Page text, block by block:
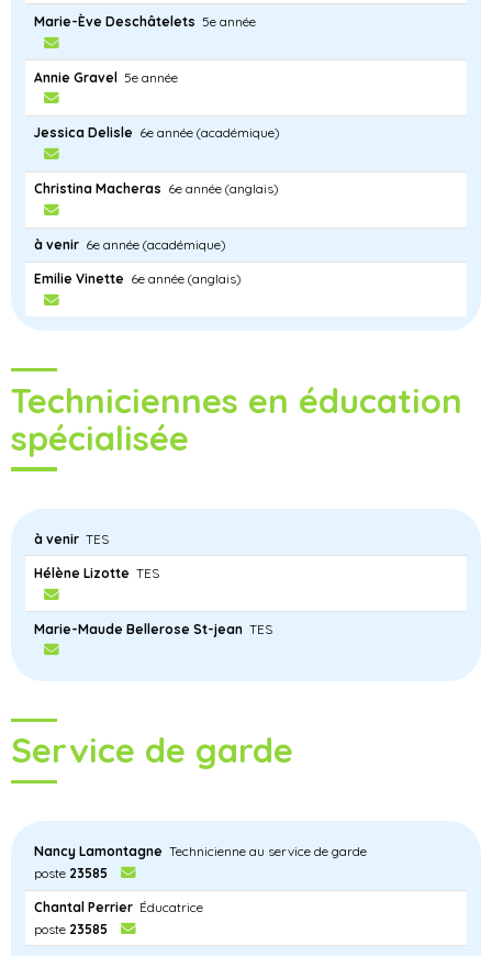
Marie-Ève Deschâtelets 5e année
Annie Gravel 5e année
Jessica Delisle 6e année (académique)
Christina Macheras 6e année (anglais)
à venir 6e année (académique)
Emilie Vinette 6e année (anglais)
Techniciennes en éducation
spécialisée
à venir TES
Hélène Lizotte TES
Marie-Maude Bellerose St-jean TES
Service de garde
Nancy Lamontagne Technicienne au service de garde
poste 23585
Chantal Perrier Éducatrice
poste 23585